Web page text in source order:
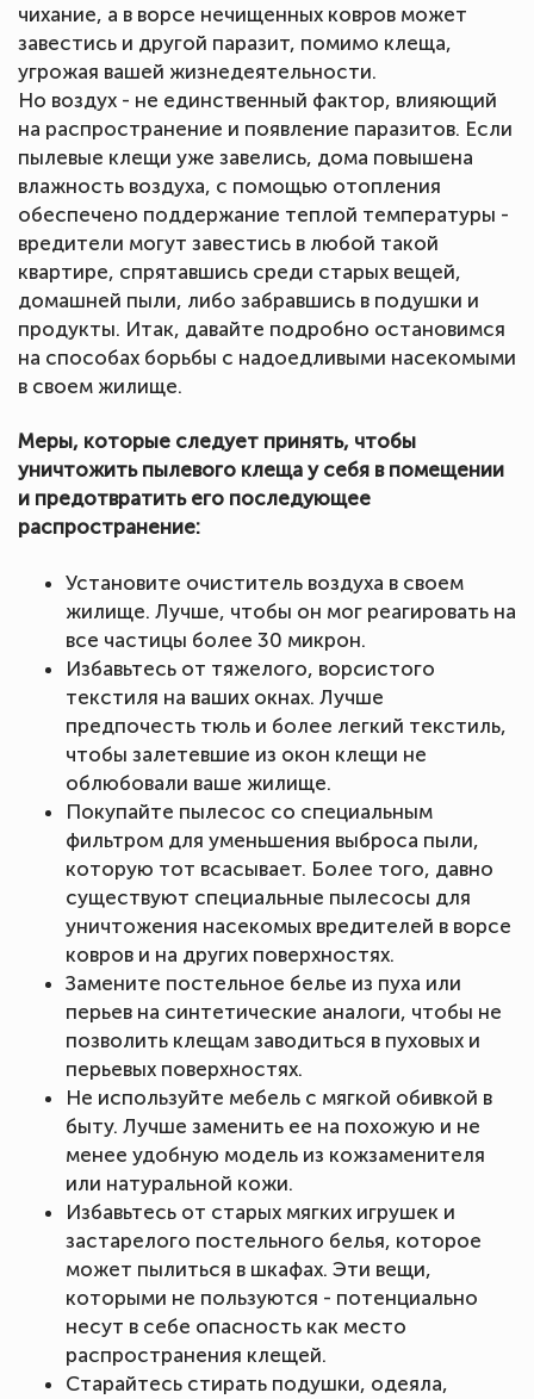
чихание, а в ворсе нечищенных ковров может
завестись и другой паразит, помимо клеща,
угрожая вашей жизнедеятельности.
Но воздух - не единственный фактор, влияющий
на распространение и появление паразитов. Если
пылевые клещи уже завелись, дома повышена
влажность воздуха, с помощью отопления
обеспечено поддержание теплой температуры -
вредители могут завестись в любой такой
квартире, спрятавшись среди старых вещей,
домашней пыли, либо забравшись в подушки и
продукты. Итак, давайте подробно остановимся
на способах борьбы с надоедливыми насекомыми
в своем жилище.
Меры, которые следует принять, чтобы
уничтожить пылевого клеща у себя в помещении
и предотвратить его последующее
распространение:
Установите очиститель воздуха в своем
жилище. Лучше, чтобы он мог реагировать на
все частицы более 30 микрон.
Избавьтесь от тяжелого, ворсистого
текстиля на ваших окнах. Лучше
предпочесть тюль и более легкий текстиль,
чтобы залетевшие из окон клещи не
облюбовали ваше жилище.
Покупайте пылесос со специальным
фильтром для уменьшения выброса пыли,
которую тот всасывает. Более того, давно
существуют специальные пылесосы для
уничтожения насекомых вредителей в ворсе
ковров и на других поверхностях.
Замените постельное белье из пуха или
перьев на синтетические аналоги, чтобы не
позволить клещам заводиться в пуховых и
перьевых поверхностях.
Не используйте мебель с мягкой обивкой в
быту. Лучше заменить ее на похожую и не
менее удобную модель из кожзаменителя
или натуральной кожи.
Избавьтесь от старых мягких игрушек и
застарелого постельного белья, которое
может пылиться в шкафах. Эти вещи,
которыми не пользуются - потенциально
несут в себе опасность как место
распространения клещей.
Старайтесь стирать подушки, одеяла,